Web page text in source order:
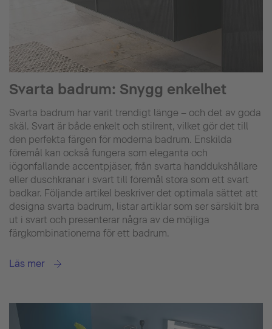
Svarta badrum: Snygg enkelhet
Svarta badrum har varit trendigt länge – och det av goda
skäl. Svart är både enkelt och stilrent, vilket gör det till
den perfekta färgen för moderna badrum. Enskilda
föremål kan också fungera som eleganta och
iögonfallande accentpjäser, från svarta handdukshållare
eller duschkranar i svart till föremål stora som ett svart
badkar. Följande artikel beskriver det optimala sättet att
designa svarta badrum, listar artiklar som ser särskilt bra
ut i svart och presenterar några av de möjliga
färgkombinationerna för ett badrum.
Läs mer